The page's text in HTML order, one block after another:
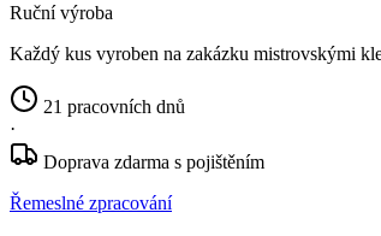
Ruční výroba
Každý kus vyroben na zakázku mistrovskými
21 pracovních dnů
·
Doprava zdarma s pojištěním
Řemeslné zpracování